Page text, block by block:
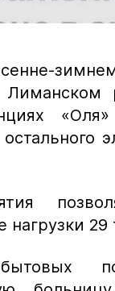
нагрузки